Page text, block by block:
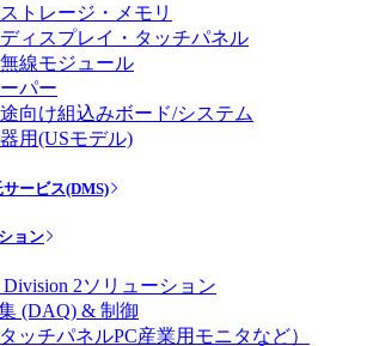
トレージ・メモリ
ィスプレイ・タッチパネル
線モジュール
パー
向け組込みボード/システム
用(USモデル)
ービス(DMS)
ョン
Division 2ソリューション
(DAQ) & 制御
ッチパネルPC産業用モニタなど）